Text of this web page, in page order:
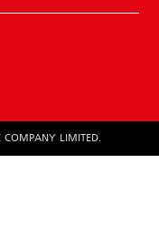
LIMITED.